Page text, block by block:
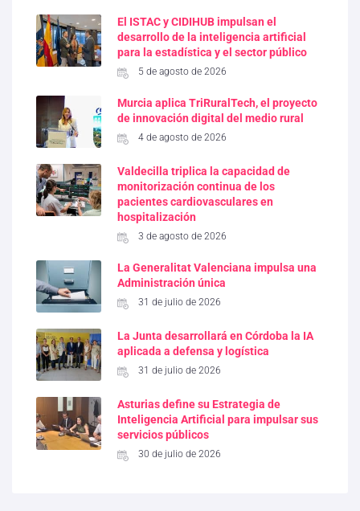
El ISTAC y CIDIHUB impulsan el
desarrollo de la inteligencia artificial
para la estadística y el sector público
5 de agosto de 2026
Murcia aplica TriRuralTech, el proyecto
de innovación digital del medio rural
4 de agosto de 2026
Valdecilla triplica la capacidad de
monitorización continua de los
pacientes cardiovasculares en
hospitalización
3 de agosto de 2026
La Generalitat Valenciana impulsa una
Administración única
31 de julio de 2026
La Junta desarrollará en Córdoba la IA
aplicada a defensa y logística
31 de julio de 2026
Asturias define su Estrategia de
Inteligencia Artificial para impulsar sus
servicios públicos
30 de julio de 2026